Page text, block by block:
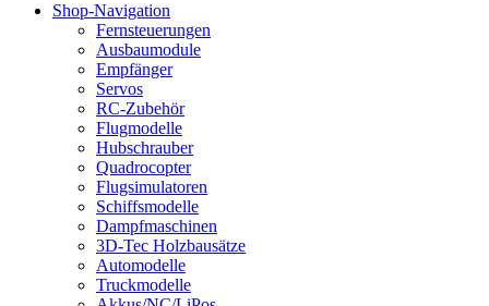
Shop-Navigation
Fernsteuerungen
Ausbaumodule
Empfänger
Servos
RC-Zubehör
Flugmodelle
Hubschrauber
Quadrocopter
Flugsimulatoren
Schiffsmodelle
Dampfmaschinen
3D-Tec Holzbausätze
Automodelle
Truckmodelle